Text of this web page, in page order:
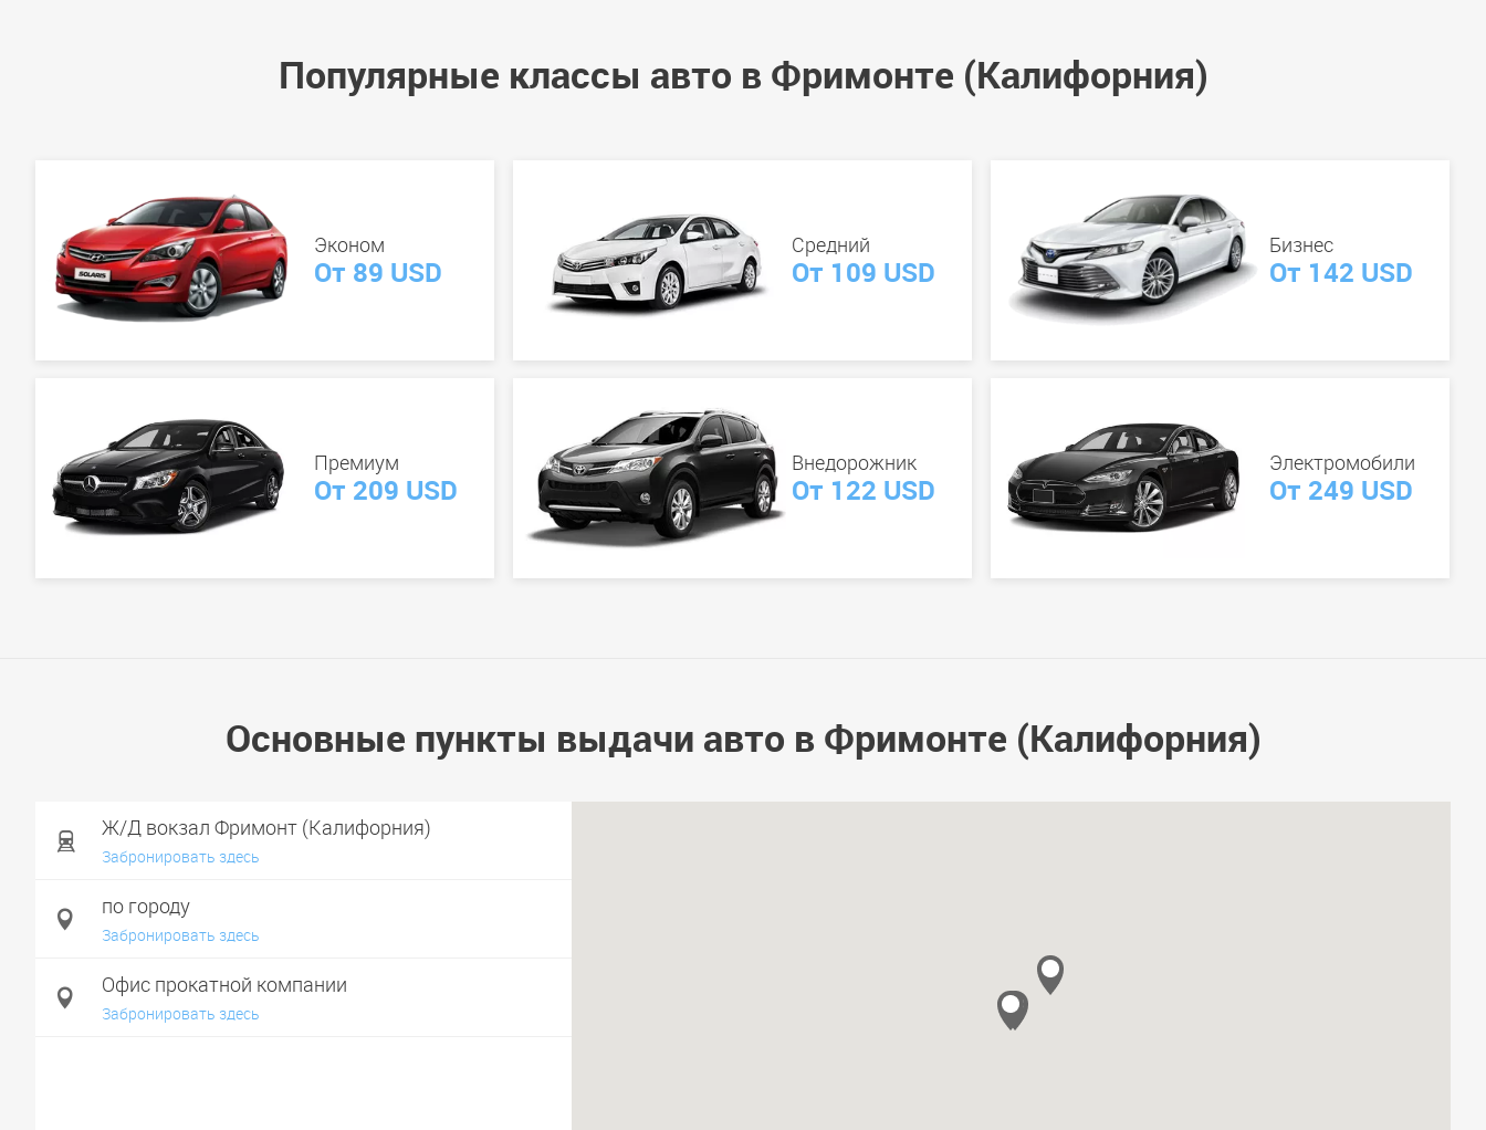
Популярные классы авто в Фримонте (Калифорния)
Эконом
От 89 USD
Средний
От 109 USD
Бизнес
От 142 USD
Премиум
От 209 USD
Внедорожник
От 122 USD
Электромобили
От 249 USD
Основные пункты выдачи авто в Фримонте (Калифорния)
Ж/Д вокзал Фримонт (Калифорния)
Забронировать здесь
по городу
Забронировать здесь
Офис прокатной компании
Забронировать здесь